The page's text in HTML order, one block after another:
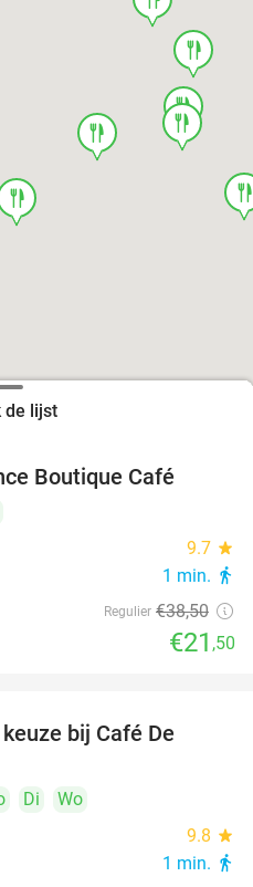
food
food
food
food
food
de lijst
Boutique Café
9.7 star
1 min. directions_walk
Regulier €38,50
€21 ,50
bij Café De
Di
Wo
9.8 star
1 min. directions_walk